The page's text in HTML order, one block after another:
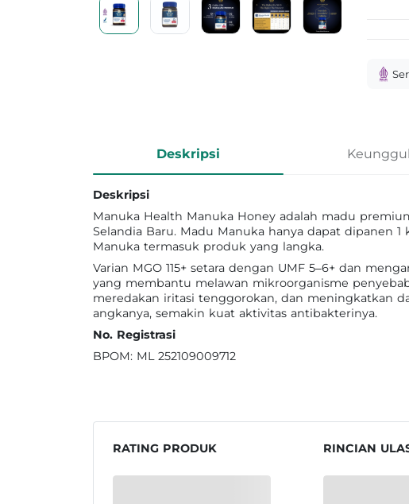
Informasi Produk
Deskripsi
Deskripsi
Manuka Health Manuka Honey adalah madu
Selandia Baru. Madu Manuka hanya dapat dipanen
Manuka termasuk produk yang langka.
Varian MGO 115+ setara dengan UMF 5–6+ dan
yang membantu melawan mikroorganisme
meredakan iritasi tenggorokan, dan meningkatkan
angkanya, semakin kuat aktivitas antibakterinya.
No. Registrasi
BPOM: ML 252109009712
RATING PRODUK RINCIAN